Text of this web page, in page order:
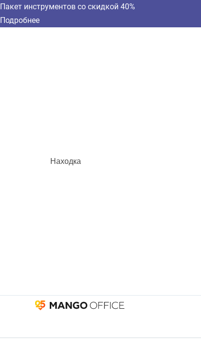
Пакет инструментов со скидкой 40%
Подробнее
Находка